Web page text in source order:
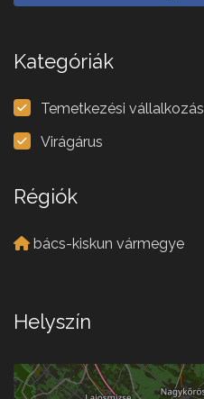
Kategóriák
Temetkezési vállalkozás
Virágárus
Régiók
bács-kiskun vármegye
Helyszín